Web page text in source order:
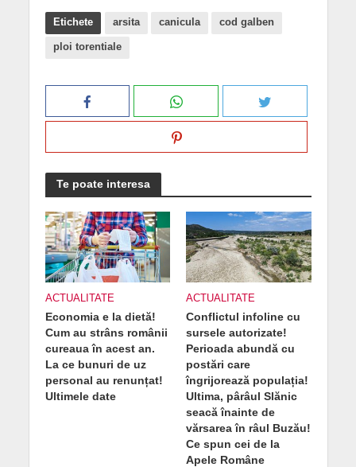
Etichete arsita canicula cod galben
ploi torentiale
Te poate interesa
ACTUALITATE
Economia e la dietă!
Cum au strâns românii
cureaua în acest an.
La ce bunuri de uz
personal au renunțat!
Ultimele date
ACTUALITATE
Conflictul infoline cu
sursele autorizate!
Perioada abundă cu
postări care
îngrijorează populația!
Ultima, pârâul Slănic
seacă înainte de
vărsarea în râul Buzău!
Ce spun cei de la
Apele Române